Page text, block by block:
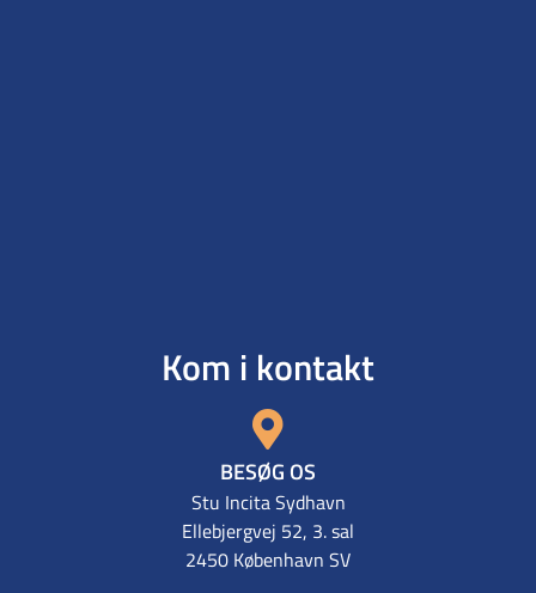
Kom i kontakt
BESØG OS
Stu Incita Sydhavn
Ellebjergvej 52, 3. sal
2450 København SV